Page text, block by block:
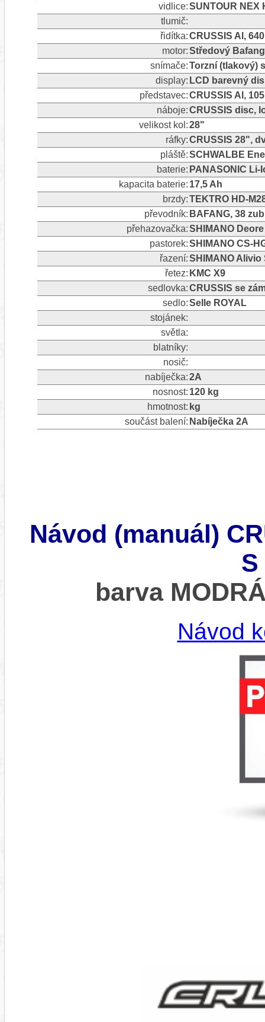
vidlice:SUNTOUR NEX
tlumič:
řidítka:CRUSSIS Al,
motor:Středový
snímače:Torzní (tlakový)
display: LCD barevný
představec:CRUSSIS Al,
náboje:CRUSSIS disc,
velikost kol:28"
ráfky:CRUSSIS 28",
pláště:SCHWALBE
baterie: PANASONIC Li-
kapacita baterie: 17,5 Ah
brzdy:TEKTRO HD-
převodník: BAFANG, 38
přehazovačka:SHIMANO
pastorek:SHIMANO CS-
řazení:SHIMANO Alivio
řetez: KMC X9
sedlovka:CRUSSIS se
sedlo:Selle ROYAL
stojánek:
světla:
blatníky:
nosič:
nabíječka:2A
nosnost: 120 kg
hmotnost: kg
součást balení: Nabíječka 2A
Návod (manuál)
S
barva
Návod